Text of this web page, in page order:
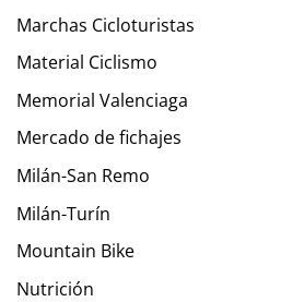
Marchas Cicloturistas
Material Ciclismo
Memorial Valenciaga
Mercado de fichajes
Milán-San Remo
Milán-Turín
Mountain Bike
Nutrición